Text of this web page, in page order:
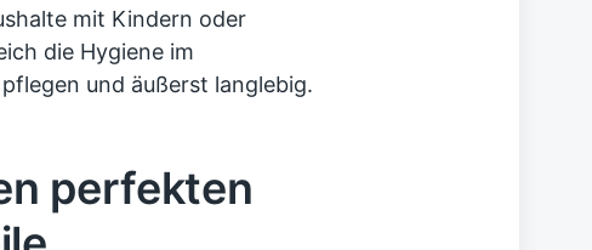
mit Kindern oder
die Hygiene im
und äußerst langlebig.
perfekten